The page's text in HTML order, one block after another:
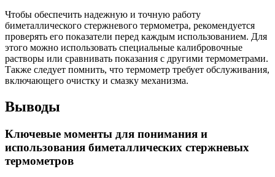
Чтобы обеспечить надежную и точную работу
биметаллического стержневого термометра, рекомендуется
проверять его показатели перед каждым использованием. Для
этого можно использовать специальные калибровочные
растворы или сравнивать показания с другими термометрами.
Также следует помнить, что термометр требует обслуживания,
включающего очистку и смазку механизма.
Выводы
Ключевые моменты для понимания и
использования биметаллических стержневых
термометров